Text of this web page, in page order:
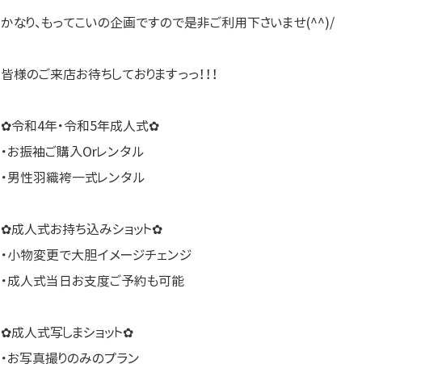
かなり、もってこいの企画ですので是非ご利用下さいませ(^^)/
皆様のご来店お待ちしておりますっっ！！！
✿令和4年・令和5年成人式✿
・お振袖ご購入Orレンタル
・男性羽織袴一式レンタル
✿成人式お持ち込みショット✿
・小物変更で大胆イメージチェンジ
・成人式当日お支度ご予約も可能
✿成人式写しまショット✿
・お写真撮りのみのプラン